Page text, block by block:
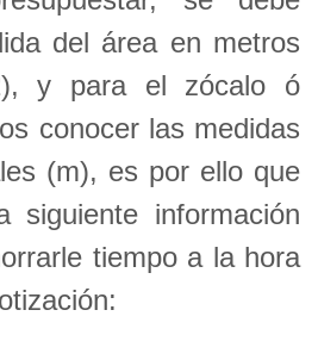
del área en metros
y para el zócalo ó
conocer las medidas
(m), es por ello que
siguiente información
tiempo a la hora